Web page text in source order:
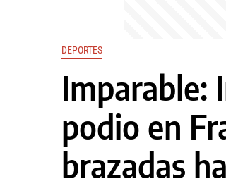
DEPORTES
Imparable:
podio en
brazadas